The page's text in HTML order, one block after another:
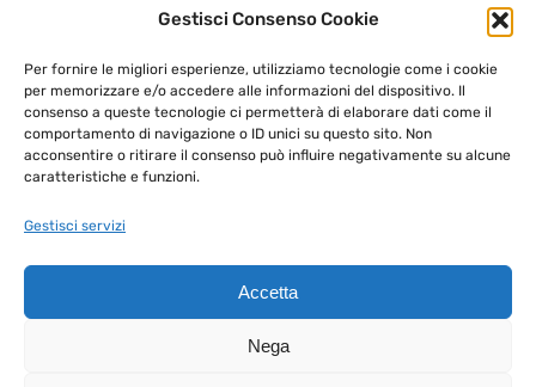
Gestisci Consenso Cookie
Per fornire le migliori esperienze, utilizziamo tecnologie come i cookie
per memorizzare e/o accedere alle informazioni del dispositivo. Il
consenso a queste tecnologie ci permetterà di elaborare dati come il
comportamento di navigazione o ID unici su questo sito. Non
acconsentire o ritirare il consenso può influire negativamente su alcune
caratteristiche e funzioni.
Gestisci servizi
Accetta
Nega
23811 Ballabio LC
Cell. +39 350 154 8332
info@edicolacreativa.it